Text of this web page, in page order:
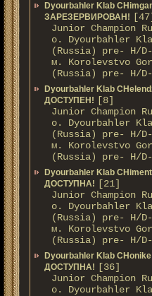
Dyourbahler Klab
ЗАРЕЗЕРВИРОВАН!
Junior Champion
о. Dyourbahler
(Russia) pre- H/
м. Korolevstvo
(Russia) pre- H/
Dyourbahler Klab
ДОСТУПЕН!
[8]
Junior Champion
о. Dyourbahler
(Russia) pre- H/
м. Korolevstvo
(Russia) pre- H/
Dyourbahler Klab
ДОСТУПНА!
[21]
Junior Champion
о. Dyourbahler
(Russia) pre- H/
м. Korolevstvo
(Russia) pre- H/
Dyourbahler Klab
ДОСТУПНА!
[36]
Junior Champion
о. Dyourbahler